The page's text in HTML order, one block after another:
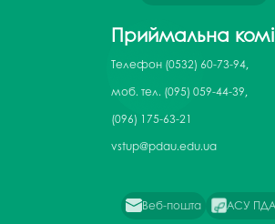
Приймальна
Телефон (0532) 60-73-94,
моб. тел. (095) 059-44-39,
(096) 175-63-21
vstup@pdau.edu.ua
Веб-пошта АСУ